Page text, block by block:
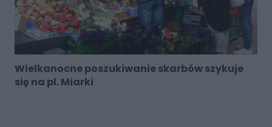
Wielkanocne poszukiwanie skarbów szykuje
się na pl. Miarki